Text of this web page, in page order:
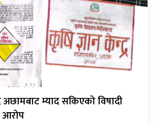
अछामबाट म्याद सकिएको विषादी